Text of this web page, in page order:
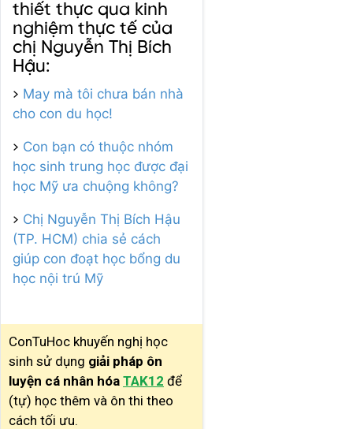
thiết thực qua kinh
nghiệm thực tế của
chị Nguyễn Thị Bích
Hậu:
> May mà tôi chưa bán nhà
cho con du học!
> Con bạn có thuộc nhóm
học sinh trung học được đại
học Mỹ ưa chuộng không?
> Chị Nguyễn Thị Bích Hậu
(TP. HCM) chia sẻ cách
giúp con đoạt học bổng du
học nội trú Mỹ
ConTuHoc khuyến nghị học
sinh sử dụng giải pháp ôn
luyện cá nhân hóa TAK12 để
(tự) học thêm và ôn thi theo
cách tối ưu.